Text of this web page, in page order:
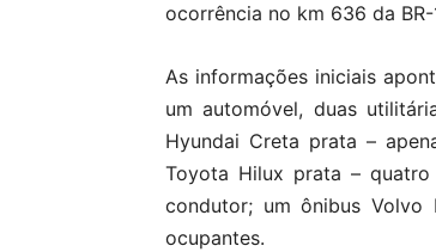
ocorrência no km 636 da
As informações iniciais
um automóvel, duas
Hyundai Creta prata –
Toyota Hilux prata –
condutor; um ônibus Volvo
ocupantes.